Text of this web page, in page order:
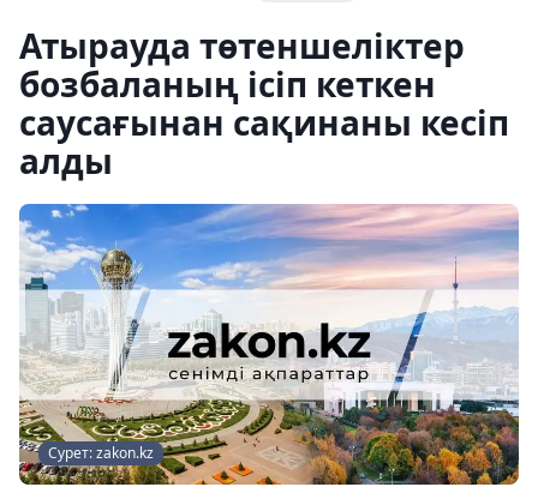
Атырауда төтеншеліктер
бозбаланың ісіп кеткен
саусағынан сақинаны кесіп
алды
Сурет: zakon.kz